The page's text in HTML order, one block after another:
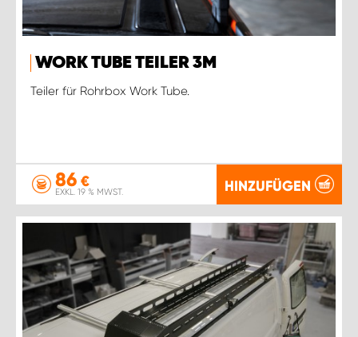
WORK TUBE TEILER 3M
Teiler für Rohrbox Work Tube.
86 €
EXKL. 19 % MWST. HINZUFÜGEN